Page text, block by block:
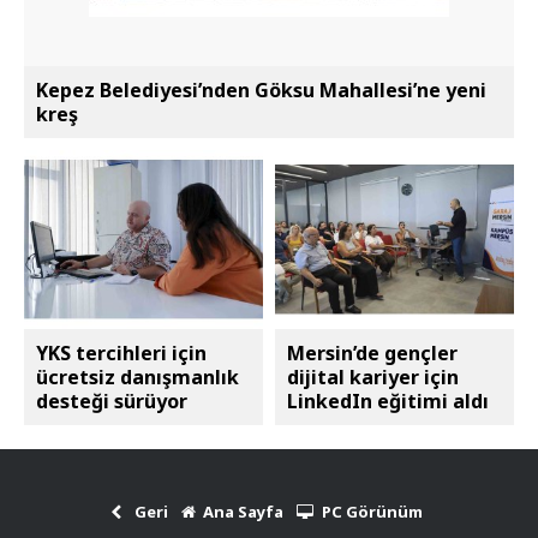
Kepez Belediyesi’nden Göksu Mahallesi’ne yeni
kreş
YKS tercihleri için
ücretsiz danışmanlık
desteği sürüyor
Mersin’de gençler
dijital kariyer için
LinkedIn eğitimi aldı
Geri Ana Sayfa PC Görünüm